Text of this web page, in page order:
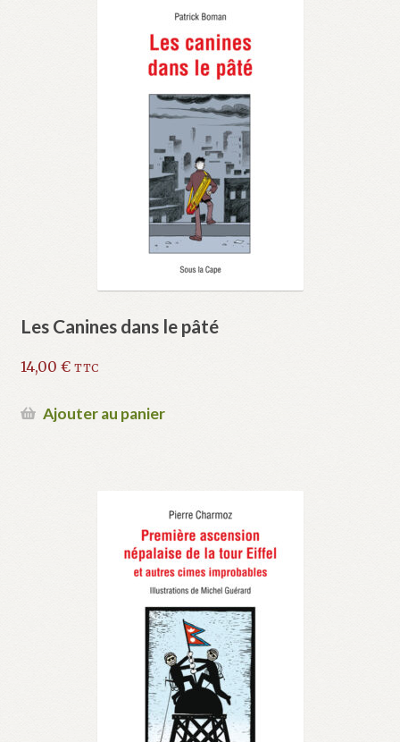
Les Canines dans le pâté
14,00 € TTC
Ajouter au panier